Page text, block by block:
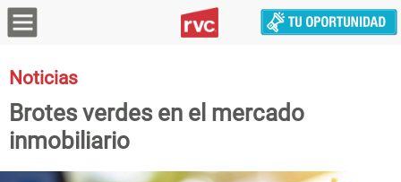
Noticias
Brotes verdes en el mercado
inmobiliario